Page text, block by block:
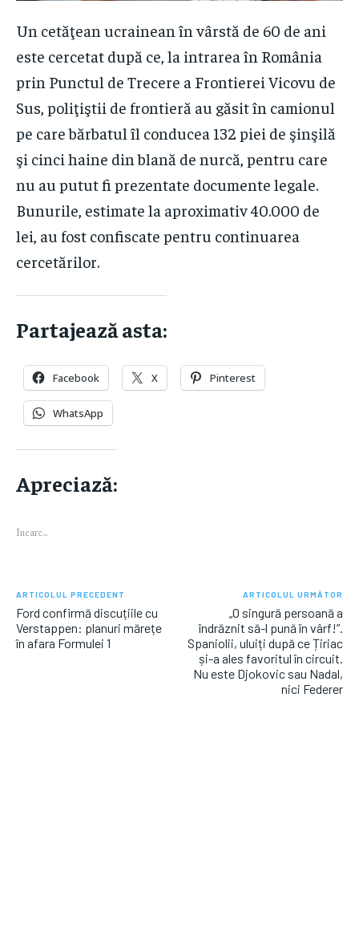
$25
By agreeing to this tier, you are billed every month after
the first one until you opt out of the monthly
subscription.
Partajează asta:
Facebook X Pinterest
WhatsApp
Apreciază:
Un cetăţean ucrainean în vârstă de 60 de ani
este cercetat după ce, la intrarea în România
prin Punctul de Trecere a Frontierei Vicovu de
Sus, poliţiştii de frontieră au găsit în camionul
pe care bărbatul îl conducea 132 piei de şinşilă
şi cinci haine din blană de nurcă, pentru care
nu au putut fi prezentate documente legale.
Bunurile, estimate la aproximativ 40.000 de
lei, au fost confiscate pentru continuarea
cercetărilor.
Partajează asta:
Facebook X Pinterest
WhatsApp
Apreciază:
Încarc...
ARTICOLUL PRECEDENT
Ford confirmă discuțiile cu
Verstappen: planuri mărețe
în afara Formulei 1
ARTICOLUL URMĂTOR
„O singură persoană a
îndrăznit să-l pună în vârf!”.
Spaniolii, uluiți după ce Țiriac
și-a ales favoritul în circuit.
Nu este Djokovic sau Nadal,
nici Federer